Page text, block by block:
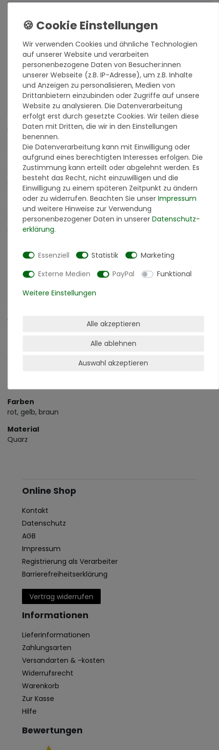
Bewertungen
Hersteller
Verantwortlich in der EU
Wir sind von unseren Produkten überzeugt und zeigen es Ihnen
Ein Bild sagt mehr als 1000 Worte. Doch ein Produktmuster
sagt mindestens 1000 Worte mehr. Mit unserer Produktmuster-
Aktion können Sie sich vollkommen risikofrei von der Qualität
unserer Produkte überzeugen.
Sie erhalten ein Farbmuster, in der Größe von ca. 7 x 10 cm von
der Originalware aus der Charge, die wir in diesem Moment im
Abverkauf haben.
Die Farbmuster dienen ausschließlich der Orientierung und
Körnungsstruktur. Unsere Materialien haben von Natur aus den
und Unterschiede im Körnungsaufbau möglich. Farbe und
werden.
i.H. der Kosten (begrenzt auf max. 6 Farbmuster), die Sie
Farben
rot, gelb, braun
Material
Quarz
Online Shop
Kontakt
Datenschutz
AGB
Impressum
Registrierung als Verarbeiter
Barrierefreiheitserklärung
Vertrag widerrufen
Informationen
Lieferinformationen
Zahlungsarten
Versandarten & -kosten
Widerrufsrecht
Warenkorb
Zur Kasse
Hilfe
Bewertungen
Wir verwenden Cookies und ähnliche Technologien
auf unserer Website und verarbeiten
personenbezogene Daten von Besucher:innen
unserer Webseite (z.B. IP-Adresse), um z.B. Inhalte
und Anzeigen zu personalisieren, Medien von
Drittanbietern einzubinden oder Zugriffe auf unsere
Website zu analysieren. Die Datenverarbeitung
erfolgt erst durch gesetzte Cookies. Wir teilen diese
Daten mit Dritten, die wir in den Einstellungen
benennen.
Die Datenverarbeitung kann mit Einwilligung oder
aufgrund eines berechtigten Interesses erfolgen. Die
Zustimmung kann erteilt oder abgelehnt werden. Es
besteht das Recht, nicht einzuwilligen und die
Einwilligung zu einem späteren Zeitpunkt zu ändern
oder zu widerrufen. Beachten Sie unser Impressum
und weitere Hinweise zur Verwendung
personenbezogener Daten in unserer Daten­schutz­
erklärung.
Essenziell Statistik
Marketing
Externe Medien
PayPal
Funktional
Weitere Einstellungen
Alle akzeptieren
Alle ablehnen
Auswahl akzeptieren